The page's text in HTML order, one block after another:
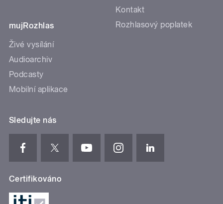
mujRozhlas
Živé vysílání
Audioarchiv
Podcasty
Mobilní aplikace
Kontakt
Rozhlasový poplatek
Sledujte nás
Certifikováno